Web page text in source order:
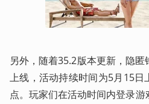
另外，随着35.2版本更新，隐
上线，活动持续时间为5月15
点。玩家们在活动时间内登录